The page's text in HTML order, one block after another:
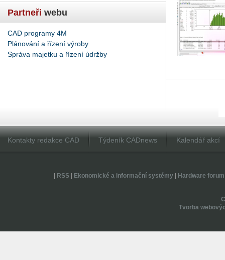
Partneři webu
CAD programy 4M
Plánování a řízení výroby
Správa majetku a řízení údržby
Kontakty redakce CAD Týdeník CADnews Kalendář akcí
RSS| Ekonomické a informační systémy| Hardware forum
Tvorba